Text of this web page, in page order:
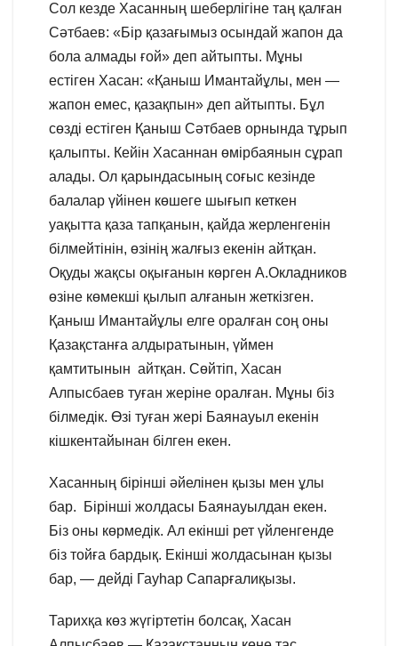
Сол кезде Хасанның шеберлігіне таң қалған
Сәтбаев: «Бір қазағымыз осындай жапон да
бола алмады ғой» деп айтыпты. Мұны
естіген Хасан: «Қаныш Имантайұлы, мен —
жапон емес, қазақпын» деп айтыпты. Бұл
сөзді естіген Қаныш Сәтбаев орнында тұрып
қалыпты. Кейін Хасаннан өмірбаянын сұрап
алады. Ол қарындасының соғыс кезінде
балалар үйінен көшеге шығып кеткен
уақытта қаза тапқанын, қайда жерленгенін
білмейтінін, өзінің жалғыз екенін айтқан.
Оқуды жақсы оқығанын көрген А.Окладников
өзіне көмекші қылып алғанын жеткізген.
Қаныш Имантайұлы елге оралған соң оны
Қазақстанға алдыратынын, үймен
қамтитынын айтқан. Сөйтіп, Хасан
Алпысбаев туған жеріне оралған. Мұны біз
білмедік. Өзі туған жері Баянауыл екенін
кішкентайынан білген екен.
Хасанның бірінші әйелінен қызы мен ұлы
бар. Бірінші жолдасы Баянауылдан екен.
Біз оны көрмедік. Ал екінші рет үйленгенде
біз тойға бардық. Екінші жолдасынан қызы
бар, — дейді Гауһар Сапарғалиқызы.
Тарихқа көз жүгіртетін болсақ, Хасан